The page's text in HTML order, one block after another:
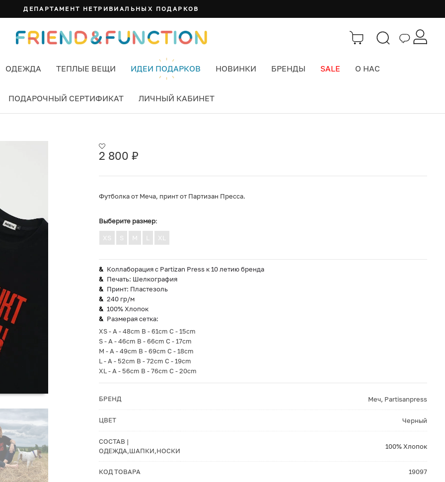
ДЕПАРТАМЕНТ НЕТРИВИАЛЬНЫХ ПОДАРКОВ
ОДЕЖДА ТЕПЛЫЕ ВЕЩИ ИДЕИ ПОДАРКОВ НОВИНКИ БРЕНДЫ SALE О НАС
ПОДАРОЧНЫЙ СЕРТИФИКАТ ЛИЧНЫЙ КАБИНЕТ
2 800 ₽
Футболка от Меча, принт от Партизан Пресса.
Выберите размер:
XS S M XL
Коллаборация с Partizan Press к 10 летию бренда
Печать: Шелкография
Принт: Пластезоль
240 гр/м
100% Хлопок
Размерая сетка:
XS - A - 48cm B - 61cm C - 15cm
S - A - 46cm B - 66cm C - 17cm
M - A - 49cm B - 69cm C - 18cm
L - A - 52cm B - 72cm C - 19cm
XL - A - 56cm B - 76cm C - 20cm
БРЕНД Меч, Partisanpress
ЦВЕТ Черный
СОСТАВ |
ОДЕЖДА,ШАПКИ,НОСКИ
100% Хлопок
КОД ТОВАРА 19097